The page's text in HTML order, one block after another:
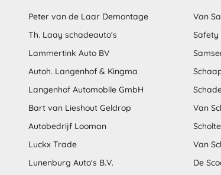
Peter van de Laar Demontage
Th. Laay schadeauto's
Lammertink Auto BV
Autoh. Langenhof & Kingma
Langenhof Automobile GmbH
Bart van Lieshout Geldrop
Autobedrijf Looman
Luckx Trade
Lunenburg Auto's B.V.
Van
Safety
Van
Van
De